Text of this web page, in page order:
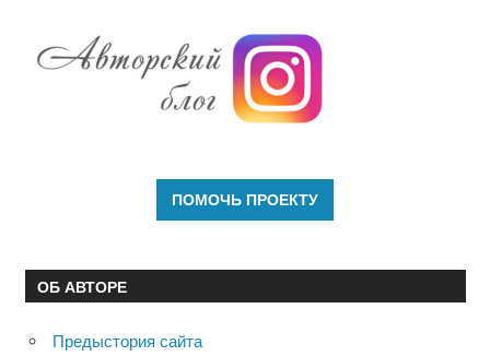
ОБ АВТОРЕ
Предыстория сайта